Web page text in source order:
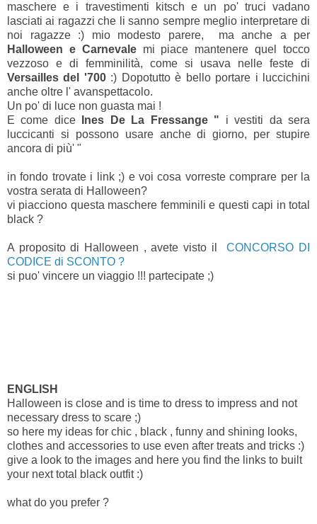
maschere e i travestimenti kitsch e un po' truci vadano
lasciati ai ragazzi che li sanno sempre meglio interpretare di
noi ragazze :) mio modesto parere, ma anche a per
Halloween e Carnevalemi piace mantenere quel tocco
vezzoso e di femminilità, come si usava nelle feste di
Versailles del '700:) Dopotutto è bello portare i luccichini
anche oltre l' avanspettacolo.
Un po' di luce non guasta mai !
E come dice
Ines De La Fressange " i vestiti da sera
luccicanti si possono usare anche di giorno, per stupire
ancora di più' "
in fondo trovate i link ;) e voi cosa vorreste comprare per la
vostra serata di Halloween?
vi piacciono questa maschere femminili e questi capi in total
black ?
A proposito di Halloween , avete visto ilCONCORSO DI
CODICE di SCONTO ?
si puo' vincere un viaggio !!! partecipate ;)
ENGLISH
Halloween is close and is time to dress to impress and not
necessary dress to scare ;)
so here my ideas for chic , black , funny and shining looks,
clothes and accessories to use even after treats and tricks :)
give a look to the images and here you find the links to built
your next total black outfit :)
what do you prefer ?